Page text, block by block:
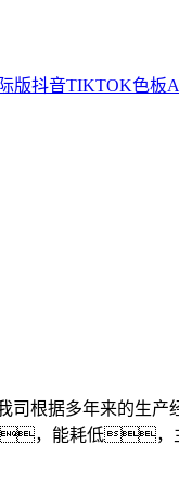
版抖音TIKTOK色板
根据多年来的生
耗低，主